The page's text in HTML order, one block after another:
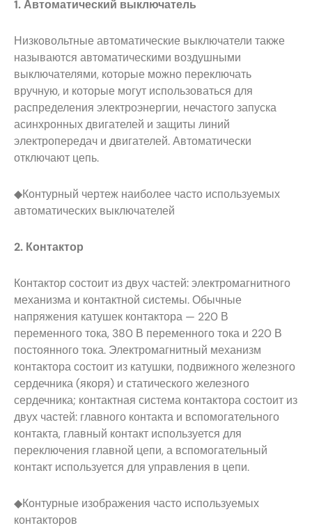
1. Автоматический выключатель
Низковольтные автоматические выключатели также
называются автоматическими воздушными
выключателями, которые можно переключать
вручную, и которые могут использоваться для
распределения электроэнергии, нечастого запуска
асинхронных двигателей и защиты линий
электропередач и двигателей. Автоматически
отключают цепь.
◆Контурный чертеж наиболее часто используемых
автоматических выключателей
2. Контактор
Контактор состоит из двух частей: электромагнитного
механизма и контактной системы. Обычные
напряжения катушек контактора — 220 В
переменного тока, 380 В переменного тока и 220 В
постоянного тока. Электромагнитный механизм
контактора состоит из катушки, подвижного железного
сердечника (якоря) и статического железного
сердечника; контактная система контактора состоит из
двух частей: главного контакта и вспомогательного
контакта, главный контакт используется для
переключения главной цепи, а вспомогательный
контакт используется для управления в цепи.
◆Контурные изображения часто используемых
контакторов